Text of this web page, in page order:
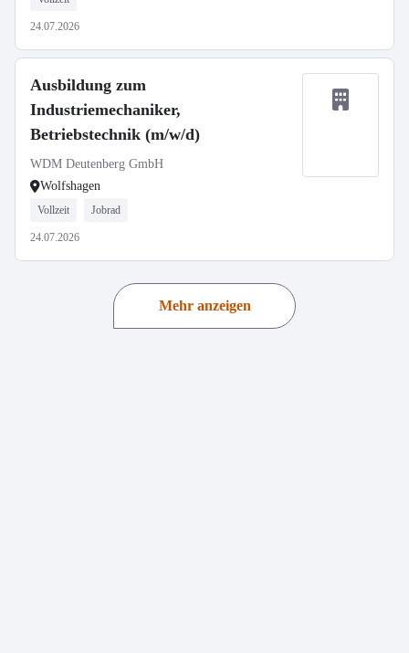
24.07.2026
Ausbildung zum
Industriemechaniker,
Betriebstechnik (m/w/d)
WDM Deutenberg GmbH
Wolfshagen
Vollzeit Jobrad
24.07.2026
Mehr anzeigen